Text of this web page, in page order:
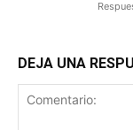
DEJA UNA